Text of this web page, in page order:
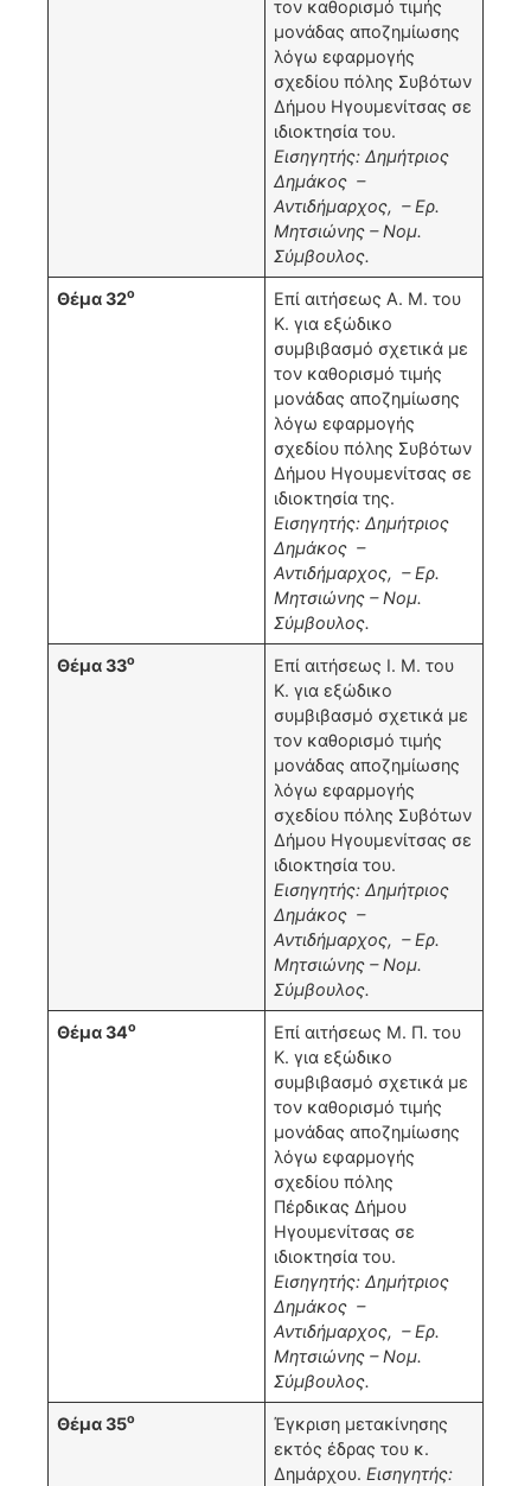
τον καθορισμό τιμής
μονάδας αποζημίωσης
λόγω εφαρμογής
σχεδίου πόλης Συβότων
Δήμου Ηγουμενίτσας σε
ιδιοκτησία του.
Εισηγητής: Δημήτριος
Δημάκος –
Αντιδήμαρχος, – Ερ.
Μητσιώνης – Νομ.
Σύμβουλος.
Θέμα 32ο
Επί αιτήσεως Α. Μ. του
Κ. για εξώδικο
συμβιβασμό σχετικά με
τον καθορισμό τιμής
μονάδας αποζημίωσης
λόγω εφαρμογής
σχεδίου πόλης Συβότων
Δήμου Ηγουμενίτσας σε
ιδιοκτησία της.
Εισηγητής: Δημήτριος
Δημάκος –
Αντιδήμαρχος, – Ερ.
Μητσιώνης – Νομ.
Σύμβουλος.
Θέμα 33ο
Επί αιτήσεως Ι. Μ. του
Κ. για εξώδικο
συμβιβασμό σχετικά με
τον καθορισμό τιμής
μονάδας αποζημίωσης
λόγω εφαρμογής
σχεδίου πόλης Συβότων
Δήμου Ηγουμενίτσας σε
ιδιοκτησία του.
Εισηγητής: Δημήτριος
Δημάκος –
Αντιδήμαρχος, – Ερ.
Μητσιώνης – Νομ.
Σύμβουλος.
Θέμα 34ο
Επί αιτήσεως Μ. Π. του
Κ. για εξώδικο
συμβιβασμό σχετικά με
τον καθορισμό τιμής
μονάδας αποζημίωσης
λόγω εφαρμογής
σχεδίου πόλης
Πέρδικας Δήμου
Ηγουμενίτσας σε
ιδιοκτησία του.
Εισηγητής: Δημήτριος
Δημάκος –
Αντιδήμαρχος, – Ερ.
Μητσιώνης – Νομ.
Σύμβουλος.
Θέμα 35ο
Έγκριση μετακίνησης
εκτός έδρας του κ.
Δημάρχου.Εισηγητής: